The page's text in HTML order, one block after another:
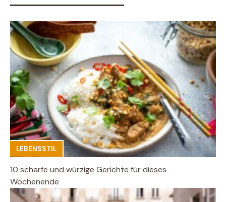
LEBENSSTIL
10 scharfe und würzige Gerichte für dieses
Wochenende